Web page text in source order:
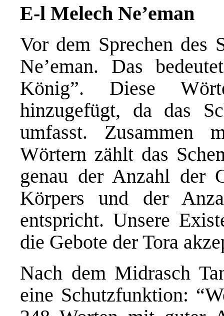
E-l Melech Ne’eman
Vor dem Sprechen des
Ne’eman. Das
König”. Diese
hinzugefügt, da das
umfasst. Zusammen
Wörtern zählt das
genau der Anzahl der
Körpers und der
entspricht. Unsere
die Gebote der Tora
Nach dem Midrasch
eine Schutzfunktion: